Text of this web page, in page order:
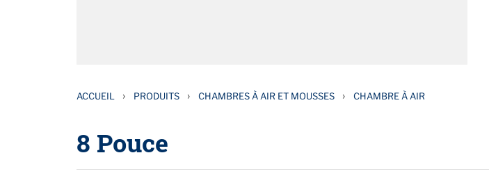
ACCUEIL › PRODUITS › CHAMBRES À AIR ET MOUSSES › CHAMBRE À AIR
8 Pouce